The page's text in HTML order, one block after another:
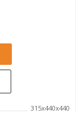
315x440x440